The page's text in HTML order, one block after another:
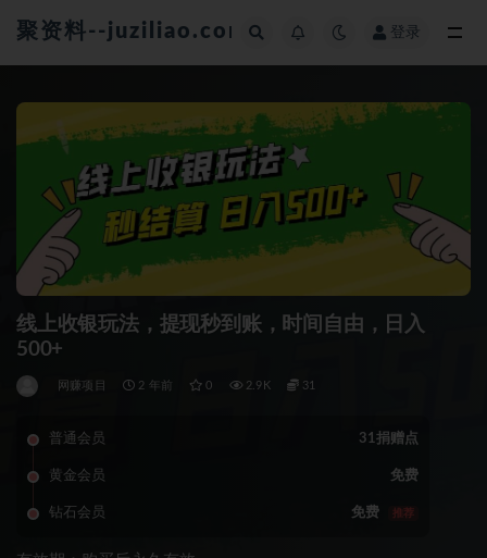
聚资料--juziliao.com--全网资料整合平台
登录
线上收银玩法，提现秒到账，时间自由，日入
500+
网赚项目 2 年前 0 2.9K 31
普通会员 31捐赠点
黄金会员 免费
钻石会员 免费 推荐